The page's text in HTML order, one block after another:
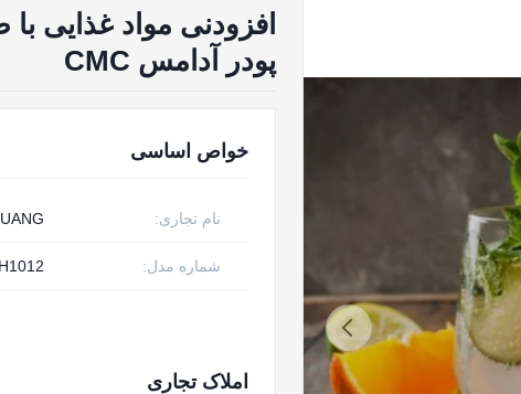
پودر آدامس CMC
خواص اساسی
نام تجاری:
شماره مدل:
املاک تجاری